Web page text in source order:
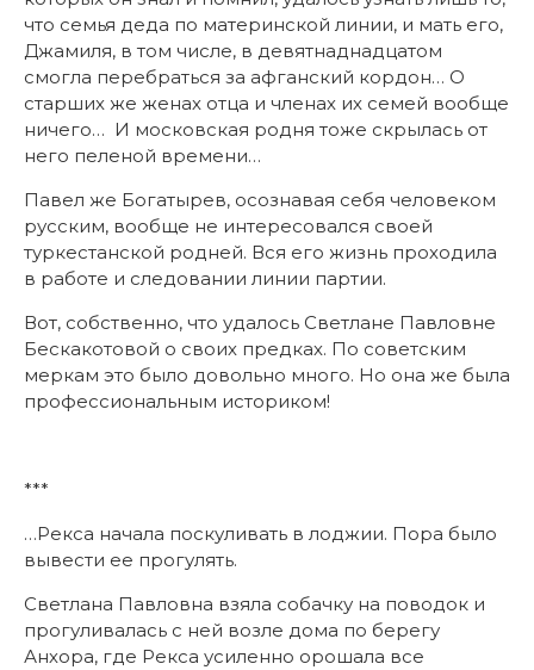
что семья деда по материнской линии, и мать его,
Джамиля, в том числе, в девятнаднадцатом
смогла перебраться за афганский кордон… О
старших же женах отца и членах их семей вообще
ничего… И московская родня тоже скрылась от
него пеленой времени…
Павел же Богатырев, осознавая себя человеком
русским, вообще не интересовался своей
туркестанской родней. Вся его жизнь проходила
в работе и следовании линии партии.
Вот, собственно, что удалось Светлане Павловне
Бескакотовой о своих предках. По советским
меркам это было довольно много. Но она же была
профессиональным историком!
***
…Рекса начала поскуливать в лоджии. Пора было
вывести ее прогулять.
Светлана Павловна взяла собачку на поводок и
прогуливалась с ней возле дома по берегу
Анхора, где Рекса усиленно орошала все